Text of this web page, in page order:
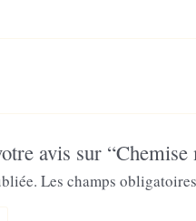
avis sur “Chemise
Les champs